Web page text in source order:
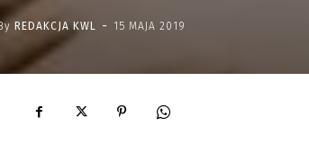
REDAKCJA KWL - 15 MAJA 2019